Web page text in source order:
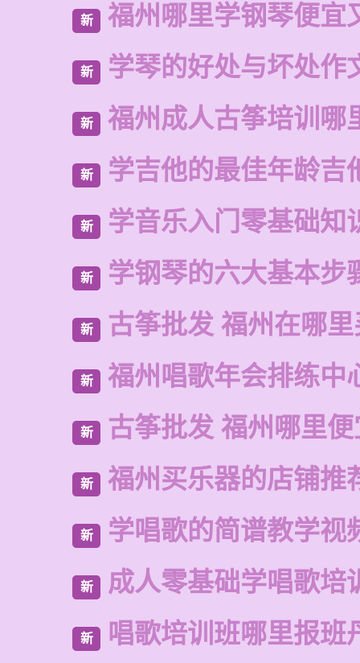
新 福州哪里学钢琴便宜
新 学琴的好处与坏处作
新 福州成人古筝培训哪
新 学吉他的最佳年龄吉
新 学音乐入门零基础知
新 学钢琴的六大基本步
新 古筝批发 福州在哪
新 福州唱歌年会排练中
新 古筝批发 福州哪里
新 福州买乐器的店铺推
新 学唱歌的简谱教学视
新 成人零基础学唱歌培
新 唱歌培训班哪里报班